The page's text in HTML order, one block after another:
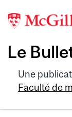
Le
Une
Faculté de